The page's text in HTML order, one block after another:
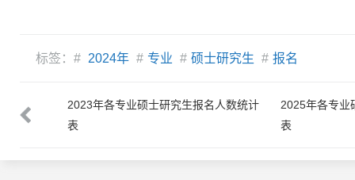
标签：# 2024年 # 专业 # 硕士研究生 # 报名
数统计
2023年各专业硕士研究生报名人数统计
表
2025年各专业
表